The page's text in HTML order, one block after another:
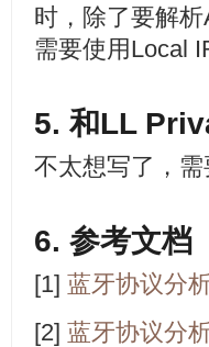
时，除了要解
需要使用Local
5. 和LL
不太想写了，
6. 参考文档
[1] 蓝牙协议分
[2] 蓝牙协议分